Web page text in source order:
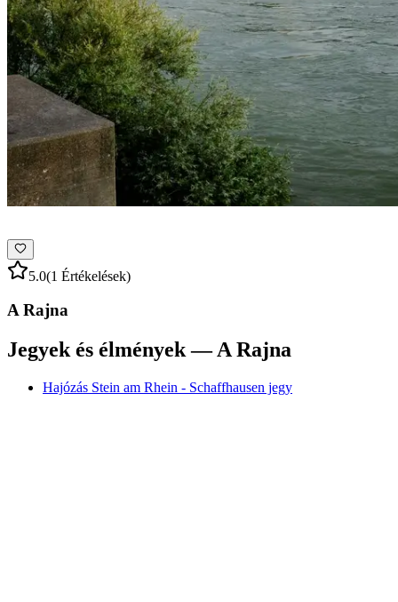
5.0(1 Értékelések)
A Rajna
Jegyek és élmények — A Rajna
Hajózás Stein am Rhein - Schaffhausen jegy